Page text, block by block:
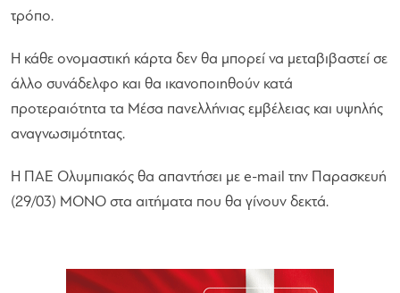
τρόπο.
Η κάθε ονομαστική κάρτα δεν θα μπορεί να μεταβιβαστεί σε
άλλο συνάδελφο και θα ικανοποιηθούν κατά
προτεραιότητα τα Μέσα πανελλήνιας εμβέλειας και υψηλής
αναγνωσιμότητας.
Η ΠΑΕ Ολυμπιακός θα απαντήσει με e-mail την Παρασκευή
(29/03) ΜΟΝΟ στα αιτήματα που θα γίνουν δεκτά.